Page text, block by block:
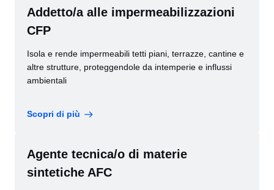
Addetto/a alle impermeabilizzazioni
CFP
Isola e rende impermeabili tetti piani, terrazze, cantine e
altre strutture, proteggendole da intemperie e influssi
ambientali
Scopri di più
Agente tecnica/o di materie
sintetiche AFC